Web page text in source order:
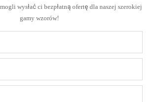
wysłać ci bezpłatną ofertę dla naszej szerokiej
gamy wzorów!